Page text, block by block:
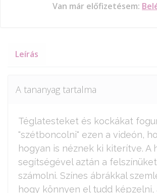
Van már előfizetésem:
Leírás
A tananyag tartalma
Téglatesteket és kockákat
"szétboncolni" ezen a videón,
hogyan is néznek ki kiterítve. A
segítségével aztán a
számolni. Színes ábrákkal
hogy könnyen el tudd képzelni,